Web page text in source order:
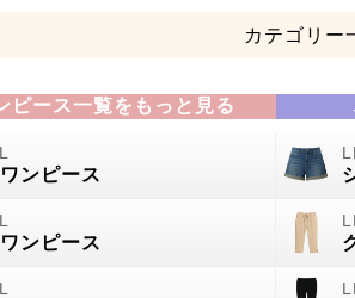
カテゴリー
ピース一覧をもっと見る
ンピース
ンピース